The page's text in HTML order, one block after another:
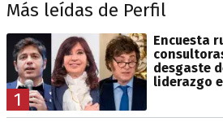
Más leídas de Perfil
1
Encuesta
desgaste
liderazgo